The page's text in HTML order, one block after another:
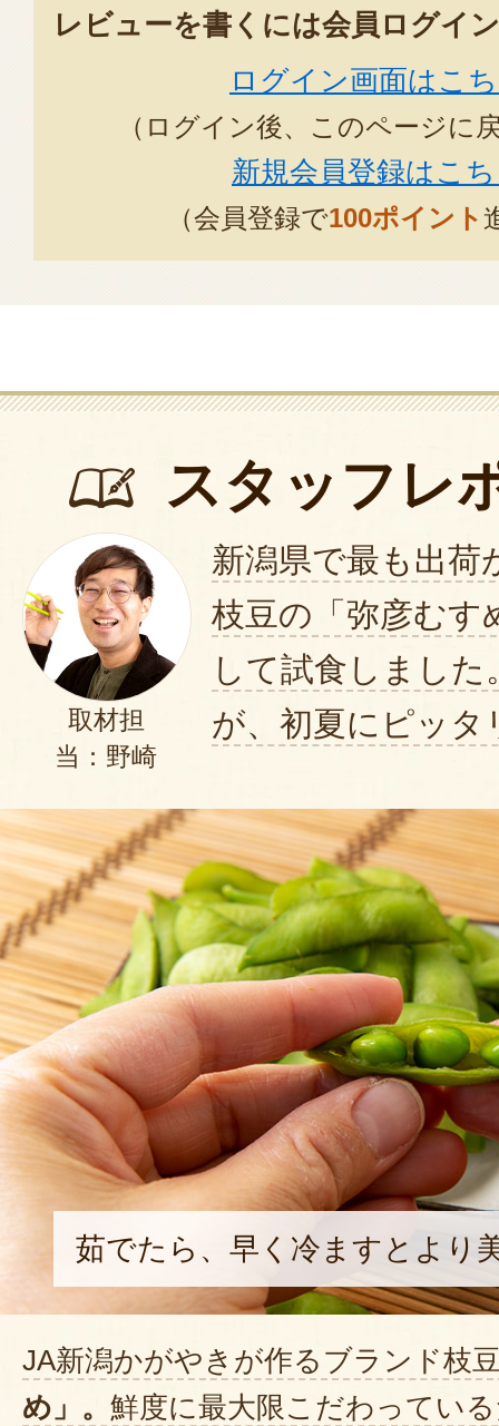
2024年06
2年前だったか、TV放映で初めて
たまたま、先日見ていたTVで出
思い注文しました。
で、届いてすぐに茹でて、実食・
期待しすぎていた様です。
丹波の黒豆枝豆と山形のだだちゃ
それを超えるのは無理そう・・。
味とか食感の好みはあると思いま
でした。
これからも美味しい枝豆を作って
2024年06月12日
とても美味しかったです！
凄く甘みがあって美味しかったで
す。
2024年06月11日 /
注文から１週間で届きました。
早速レシピ通りに ３分茹であつあ
た。
ちょうど良い固さの茹でかけんで
甘みもありとっても美味しく頂き
半分は生のまま、洗って水分を拭
した。
2024年06月07日 /
早速茹でて食してみましたが・・
普通・・・。昔食べた時はもっと
レビューを書くには会員ログイ
ログイン画面はこ
（ログイン後、このページに
新規会員登録はこ
（会員登録で100ポイント
スタッフレ
取材担
当：野崎
新潟県で最も出荷
枝豆の「弥彦むす
して試食しまし
が、初夏にピッタ
茹でたら、早く冷ますとより
JA新潟かがやきが作るブランド枝
め」。 鮮度に最大限こだわってい